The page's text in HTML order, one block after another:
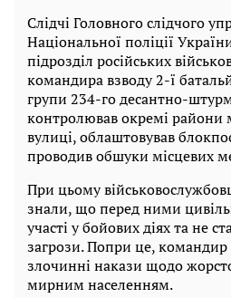
Слідчі Головного слідчого
Національної поліції
підрозділ російських
командира взводу 2-ї
групи 234-го десантно-
контролював окремі райони
вулиці, облаштовував
проводив обшуки місцевих
При цьому
знали, що перед ними
участі у бойових діях та не
загрози. Попри це, командир
злочинні накази щодо
мирним населенням.